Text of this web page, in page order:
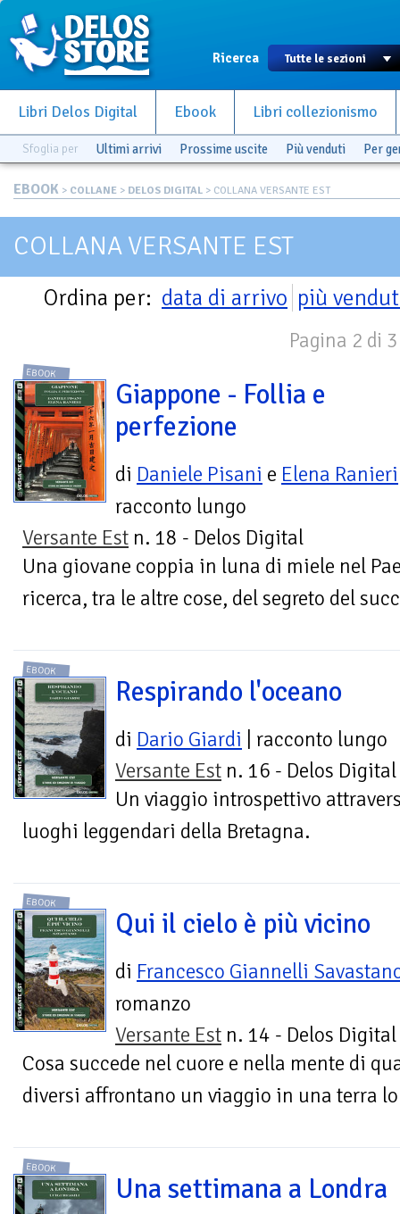
Ricerca
Libri Delos Digital Ebook Libri collezionismo
Sfoglia per Ultimi arrivi Prossime uscite Più venduti Per
EBOOK > COLLANE > DELOS DIGITAL > COLLANA VERSANTE EST
COLLANA VERSANTE EST
Ordina per: data di arrivo più
Pagina 2 di 3
EBOOK
Giappone - Follia e
perfezione
di Daniele Pisani e Elena Ranieri
racconto lungo
Versante Est n. 18 - Delos Digital
Una giovane coppia in luna di miele nel
ricerca, tra le altre cose, del segreto del
EBOOK
Respirando l'oceano
di Dario Giardi | racconto lungo
Versante Est n. 16 - Delos Digital
Un viaggio introspettivo
luoghi leggendari della Bretagna.
EBOOK
Qui il cielo è più vicino
di Francesco Giannelli
romanzo
Versante Est n. 14 - Delos Digital
Cosa succede nel cuore e nella mente di
diversi affrontano un viaggio in una terra
EBOOK
Una settimana a Londra